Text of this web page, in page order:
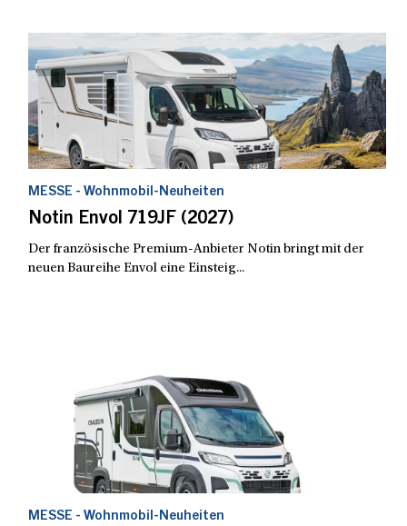
MESSE - Wohnmobil-Neuheiten
Der französische Premium-Anbieter Notin bringt mit der